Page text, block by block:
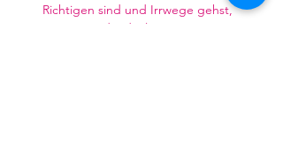
Richtigen sind und Irrwege gehst,
zeigen wir dir ideale Strategien. Du